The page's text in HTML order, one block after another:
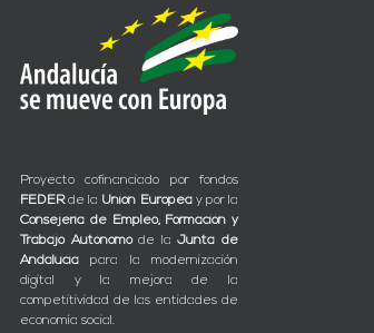
Proyecto cofinanciado por fondos
FEDERde la Unión Europeay por la
Consejería de Empleo, Formación y
Trabajo Autónomode laJunta de
Andalucía para la modernización
digital y la mejora de la
competitividad de las entidades de
economía social.